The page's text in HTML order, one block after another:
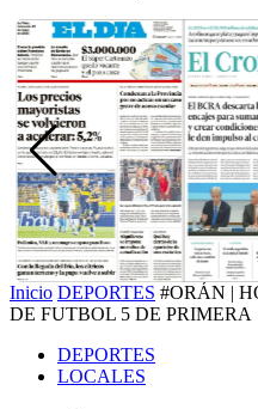
Inicio DEPORTES #ORÁN |
DE FUTBOL 5 DE PRIMERA
DEPORTES
LOCALES